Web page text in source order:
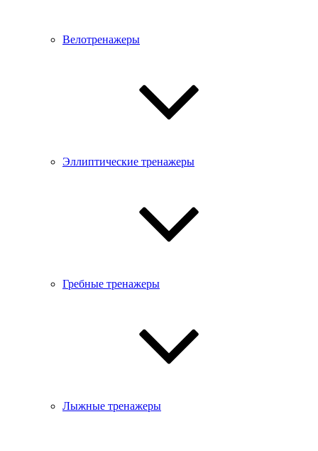
Велотренажеры
Эллиптические тренажеры
Гребные тренажеры
Лыжные тренажеры